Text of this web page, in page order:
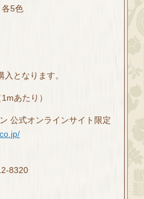
各5色
となります。
あたり）
公式オンラインサイト限定
8320